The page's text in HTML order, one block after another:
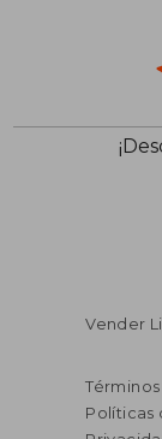
Vender
Políticas